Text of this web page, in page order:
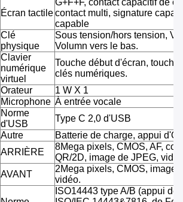
Écran tactile
G+F+F, contact capacitif de
contact multi, signature
capable
Clé
physique
Sous tension/hors tension,
Volumn vers le bas.
Clavier
numérique
virtuel
Touche début d'écran, touche
clés numériques.
Orateur
1 W X 1
Microphone À entrée vocale
Norme
d'USB
Type C 2,0 d'USB
Autre
Batterie de charge, appui
ARRIÈRE
8Mega pixels, CMOS, AF,
QR/2D, image de JPEG,
AVANT
2Mega pixels, CMOS, image
vidéo.
ISO14443 type A/B (appui de